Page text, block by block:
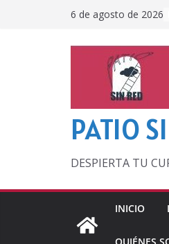
6 de agosto de 2026
PATIO
DESPIERTA TU
INICIO